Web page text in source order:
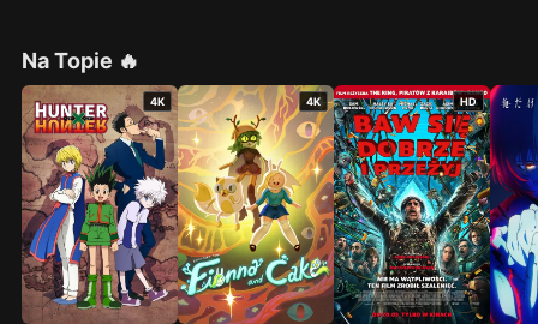
Na Topie 🔥
4K 4K HD